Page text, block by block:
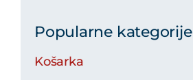
Popularne kategorije
Košarka